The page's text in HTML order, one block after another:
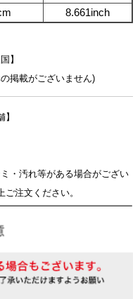
8.661inch
】
掲載がございません)
・汚れ等がある場合がござい
注文ください。